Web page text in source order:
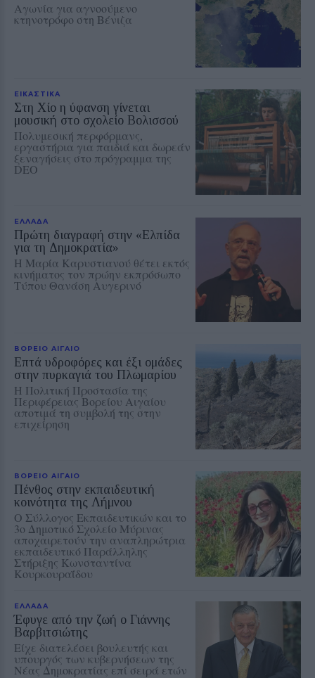
Αγωνία για αγνοούμενο
κτηνοτρόφο στη Βένιζα
ΕΙΚΑΣΤΙΚΑ
Στη Χίο η ύφανση γίνεται
μουσική στο σχολείο Βολισσού
Πολυμεσική περφόρμανς,
εργαστήρια για παιδιά και δωρεάν
ξεναγήσεις στο πρόγραμμα της
DEO
ΕΛΛΑΔΑ
Πρώτη διαγραφή στην «Ελπίδα
για τη Δημοκρατία»
Η Μαρία Καρυστιανού θέτει εκτός
κινήματος τον πρώην εκπρόσωπο
Τύπου Θανάση Αυγερινό
ΒΟΡΕΙΟ ΑΙΓΑΙΟ
Επτά υδροφόρες και έξι ομάδες
στην πυρκαγιά του Πλωμαρίου
Η Πολιτική Προστασία της
Περιφέρειας Βορείου Αιγαίου
αποτιμά τη συμβολή της στην
επιχείρηση
ΒΟΡΕΙΟ ΑΙΓΑΙΟ
Πένθος στην εκπαιδευτική
κοινότητα της Λήμνου
Ο Σύλλογος Εκπαιδευτικών και το
3ο Δημοτικό Σχολείο Μύρινας
αποχαιρετούν την αναπληρώτρια
εκπαιδευτικό Παράλληλης
Στήριξης Κωνσταντίνα
Κουρκουραΐδου
ΕΛΛΑΔΑ
Έφυγε από την ζωή ο Γιάννης
Βαρβιτσιώτης
Είχε διατελέσει βουλευτής και
υπουργός των κυβερνήσεων της
Νέας Δημοκρατίας επί σειρά ετών